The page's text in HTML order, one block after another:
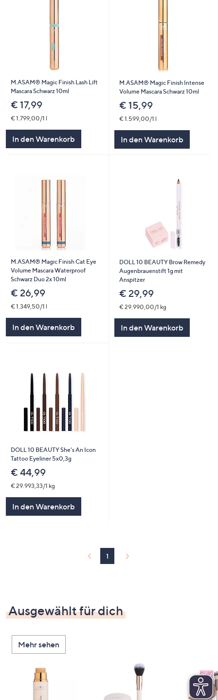
M.ASAM® Magic Finish Lash Lift
Mascara Schwarz 10ml
€ 17,99
€ 1.799,00/1 l
In den Warenkorb
M.ASAM® Magic Finish Intense
Volume Mascara Schwarz 10ml
€ 15,99
€ 1.599,00/1 l
In den Warenkorb
M.ASAM® Magic Finish Cat Eye
Volume Mascara Waterproof
Schwarz Duo 2x 10ml
€ 26,99
€ 1.349,50/1 l
In den Warenkorb
DOLL 10 BEAUTY Brow Remedy
Augenbrauenstift 1g mit
Anspitzer
€ 29,99
€ 29.990,00/1 kg
In den Warenkorb
DOLL 10 BEAUTY She's An Icon
Tattoo Eyeliner 5x0,3g
€ 44,99
€ 29.993,33/1 kg
In den Warenkorb
1
Ausgewählt für dich
Mehr sehen